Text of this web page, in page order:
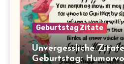
Geburtstag Zitate
Unvergessliche
Geburtstag: